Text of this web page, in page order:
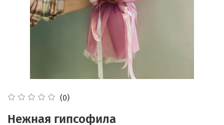
(0)
Нежная гипсофила